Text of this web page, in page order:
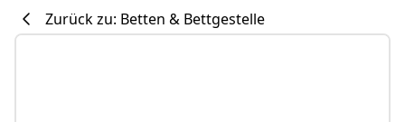
Zurück zu: Betten & Bettgestelle